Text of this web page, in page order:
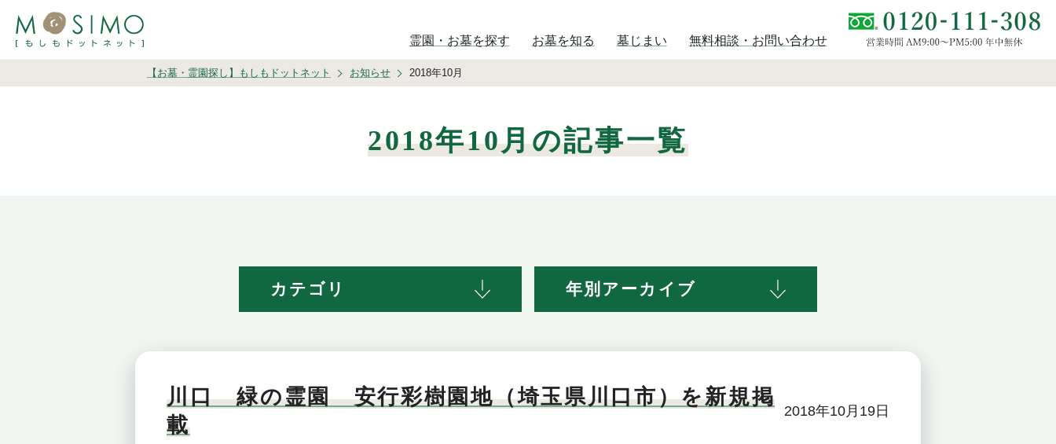
霊園・お墓を探す お墓を知る 墓じまい 無料相談・お問い合わせ
【お墓・霊園探し】もしもドットネット お知らせ 2018年10月
2018年10月の記事一覧
カテゴリ 年別アーカイブ
川口 緑の霊園 安行彩樹園地（埼玉県川口市）を新規掲
載
2018年10月19日